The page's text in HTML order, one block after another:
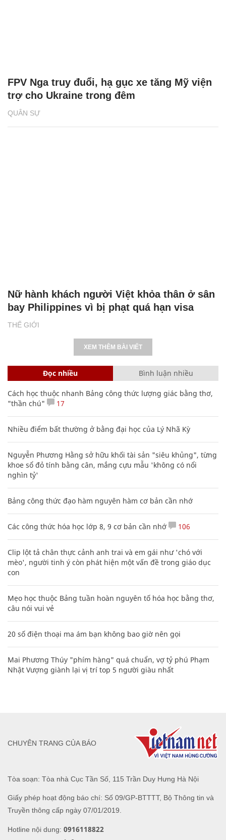
QUÂN SỰ
FPV Nga truy đuổi, hạ gục xe tăng Mỹ viện
trợ cho Ukraine trong đêm
THẾ GIỚI
Nữ hành khách người Việt khỏa thân ở sân
bay Philippines vì bị phạt quá hạn visa
XEM THÊM BÀI VIẾT
Đọc nhiều Bình luận nhiều
Cách học thuộc nhanh Bảng công thức lượng giác bằng thơ,
"thần chú"
17
Nhiều điểm bất thường ở bằng đại học của Lý Nhã Kỳ
Nguyễn Phương Hằng sở hữu khối tài sản "siêu khủng", từng
khoe sổ đỏ tính bằng cân, mắng cựu mẫu 'không có nổi
nghìn tỷ'
Bảng công thức đạo hàm nguyên hàm cơ bản cần nhớ
Các công thức hóa học lớp 8, 9 cơ bản cần nhớ 106
Clip lột tả chân thực cảnh anh trai và em gái như 'chó với
mèo', người tinh ý còn phát hiện một vấn đề trong giáo dục
con
Mẹo học thuộc Bảng tuần hoàn nguyên tố hóa học bằng thơ,
câu nói vui vẻ
20 số điện thoại ma ám bạn không bao giờ nên gọi
Mai Phương Thúy "phím hàng" quá chuẩn, vợ tỷ phú Phạm
Nhật Vượng giành lại vị trí top 5 người giàu nhất
Tòa soạn: Tòa nhà Cục Tần Số, 115 Trần Duy Hưng Hà Nội
Giấy phép hoạt động báo chí: Số 09/GP-BTTTT, Bộ Thông tin và
Truyền thông cấp ngày 07/01/2019.
Hotline nội dung: 0916118822
CHUYÊN TRANG CỦA BÁO